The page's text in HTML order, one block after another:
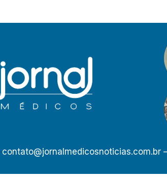
contato@jornalmedicosnoticias.com.br